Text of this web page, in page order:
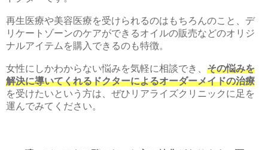
再生医療や美容医療を受けられるのはもちろんのこと、デ
リケートゾーンのケアができるオイルの販売などのオリジ
ナルアイテムを購入できるのも特徴。
女性にしかわからない悩みを気軽に相談でき、 その悩みを
解決に導いてくれるドクターによるオーダーメイドの治療
を受けたいという方は、ぜひリアライズクリニックに足を
運んでみてください。